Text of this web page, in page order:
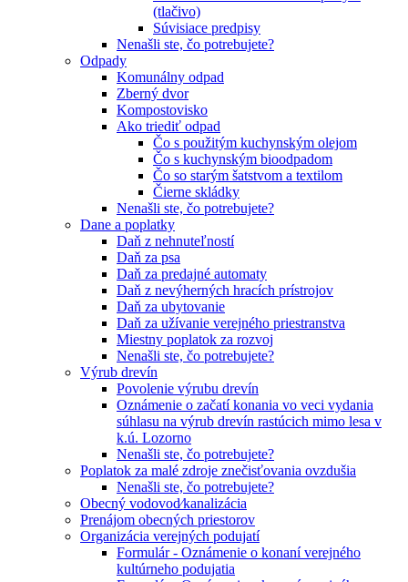
(tlačivo)
Súvisiace predpisy
Nenašli ste, čo potrebujete?
Odpady
Komunálny odpad
Zberný dvor
Kompostovisko
Ako triediť odpad
Čo s použitým kuchynským olejom
Čo s kuchynským bioodpadom
Čo so starým šatstvom a textilom
Čierne skládky
Nenašli ste, čo potrebujete?
Dane a poplatky
Daň z nehnuteľností
Daň za psa
Daň za predajné automaty
Daň z nevýherných hracích prístrojov
Daň za ubytovanie
Daň za užívanie verejného priestranstva
Miestny poplatok za rozvoj
Nenašli ste, čo potrebujete?
Výrub drevín
Povolenie výrubu drevín
Oznámenie o začatí konania vo veci vydania
súhlasu na výrub drevín rastúcich mimo lesa v
k.ú. Lozorno
Nenašli ste, čo potrebujete?
Poplatok za malé zdroje znečisťovania ovzdušia
Nenašli ste, čo potrebujete?
Obecný vodovod⁄kanalizácia
Prenájom obecných priestorov
Organizácia verejných podujatí
Formulár - Oznámenie o konaní verejného
kultúrneho podujatia